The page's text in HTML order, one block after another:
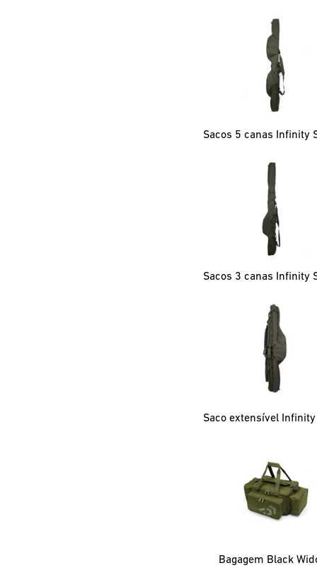
Bagagem Black